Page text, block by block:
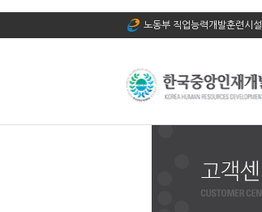
노동부 직업능력개발훈련시설